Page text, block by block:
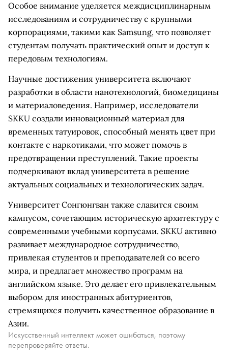
Особое внимание уделяется междисциплинарным
исследованиям и сотрудничеству с крупными
корпорациями, такими как Samsung, что позволяет
студентам получать практический опыт и доступ к
передовым технологиям.
Научные достижения университета включают
разработки в области нанотехнологий, биомедицины
и материаловедения. Например, исследователи
SKKU создали инновационный материал для
временных татуировок, способный менять цвет при
контакте с наркотиками, что может помочь в
предотвращении преступлений. Такие проекты
подчеркивают вклад университета в решение
актуальных социальных и технологических задач.
Университет Сонгюнгван также славится своим
кампусом, сочетающим историческую архитектуру с
современными учебными корпусами. SKKU активно
развивает международное сотрудничество,
привлекая студентов и преподавателей со всего
мира, и предлагает множество программ на
английском языке. Это делает его привлекательным
выбором для иностранных абитуриентов,
стремящихся получить качественное образование в
Азии.
Искусственный интеллект может ошибаться, поэтому
перепроверяйте ответы.